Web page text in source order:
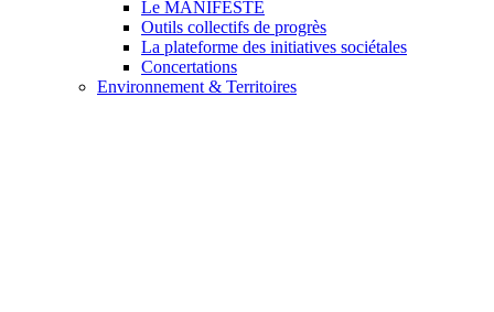
Le MANIFESTE
Outils collectifs de progrès
La plateforme des initiatives sociétales
Concertations
Environnement & Territoires